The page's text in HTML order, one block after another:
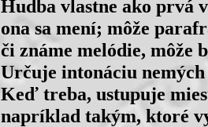
Hudba vlastne ako prvá
ona sa mení; môže
či známe melódie,
Určuje intonáciu
Keď treba, ustupuje
napríklad takým, ktoré